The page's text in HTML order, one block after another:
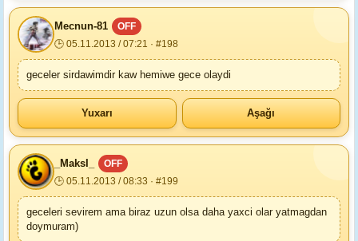
Mecnun-81
OFF
🕒 05.11.2013 / 07:21 · #198
geceler sirdawimdir kaw hemiwe gece olaydi
Yuxarı Aşağı
_MaksI_
OFF
🕒 05.11.2013 / 08:33 · #199
geceleri sevirem ama biraz uzun olsa daha yaxci olar yatmagdan
doymuram)